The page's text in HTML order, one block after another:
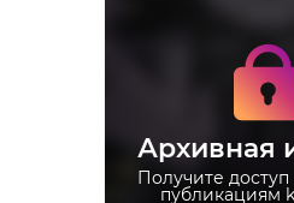
Архивная
Получите
публикациям
архивным
korshynoff
Не
рекламу
Загружайте
ограничений